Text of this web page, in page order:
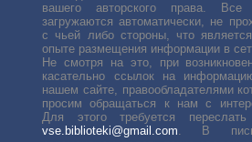
вашего авторского права.
загружаются автоматически, не
с чьей либо стороны, что
опыте размещения информации в
Не смотря на это, при
касательно ссылок на
нашем сайте, правообладателями
просим обращаться к нам с
Для этого требуется
vse.biblioteki@gmail.com. В